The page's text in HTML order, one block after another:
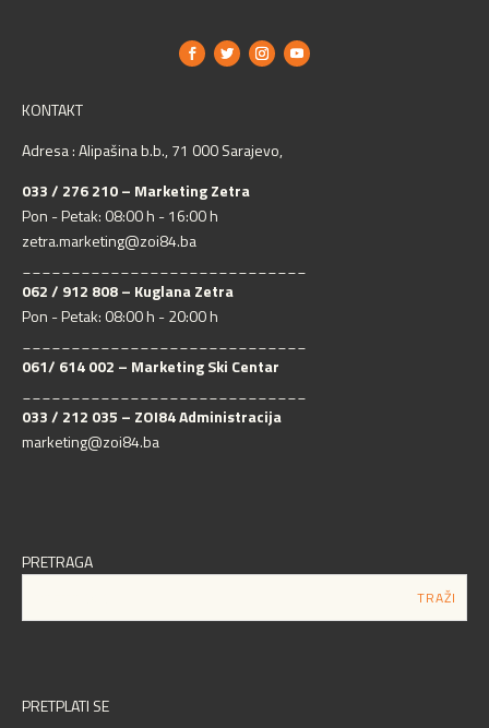
KONTAKT
Adresa : Alipašina b.b., 71 000 Sarajevo,
033 / 276 210 – Marketing Zetra
Pon - Petak: 08:00 h - 16:00 h
zetra.marketing@zoi84.ba
062 / 912 808 – Kuglana Zetra
Pon - Petak: 08:00 h - 20:00 h
061/ 614 002 – Marketing Ski Centar
033 / 212 035 – ZOI84 Administracija
marketing@zoi84.ba
PRETRAGA
PRETPLATI SE